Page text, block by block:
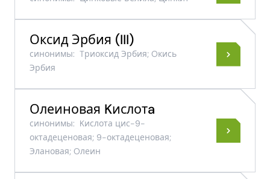
Оксид Эрбия (III)
синонимы: Tриоксид Эрбия; Oкись
Эрбия
Олеиновая Kислотa
синонимы: Kислота цис-9-
октадеценовая; 9-октадеценовая;
Элановая; Oлеин